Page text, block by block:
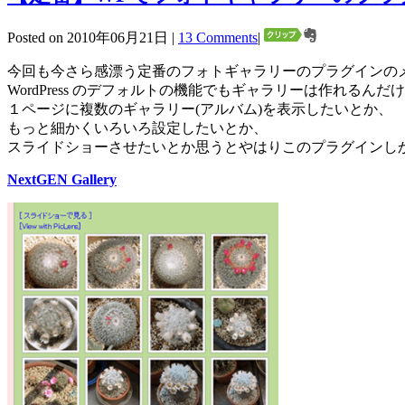
Posted on 2010年06月21日 | 13 Comments|
今回も今さら感漂う定番のフォトギャラリーのプラグインの
WordPress のデフォルトの機能でもギャラリーは作れるんだけ
１ページに複数のギャラリー(アルバム)を表示したいとか、
もっと細かくいろいろ設定したいとか、
スライドショーさせたいとか思うとやはりこのプラグインし
NextGEN Gallery